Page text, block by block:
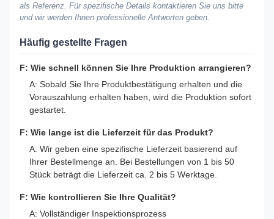
als Referenz. Für spezifische Details kontaktieren Sie uns bitte
und wir werden Ihnen professionelle Antworten geben.
Häufig gestellte Fragen
F: Wie schnell können Sie Ihre Produktion arrangieren?
A: Sobald Sie Ihre Produktbestätigung erhalten und die
Vorauszahlung erhalten haben, wird die Produktion sofort
gestartet.
F: Wie lange ist die Lieferzeit für das Produkt?
A: Wir geben eine spezifische Lieferzeit basierend auf
Ihrer Bestellmenge an. Bei Bestellungen von 1 bis 50
Stück beträgt die Lieferzeit ca. 2 bis 5 Werktage.
F: Wie kontrollieren Sie Ihre Qualität?
A: Vollständiger Inspektionsprozess